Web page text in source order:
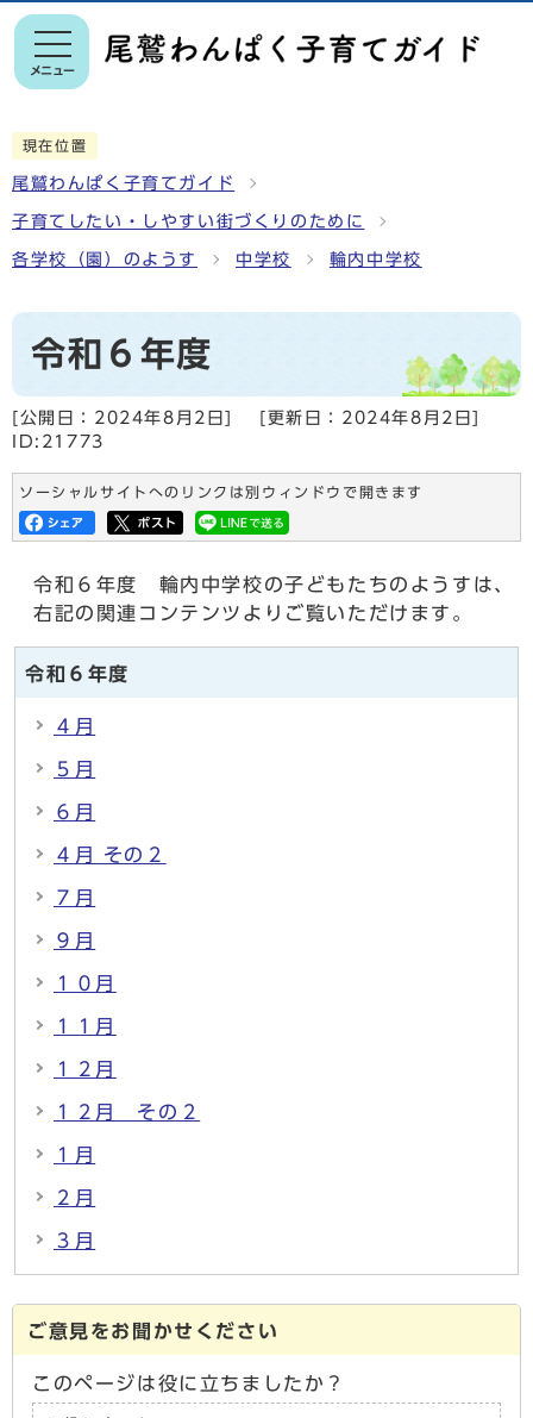
メニュー
現在位置
尾鷲わんぱく子育てガイド
子育てしたい・しやすい街づくりのために
各学校（園）のようす 中学校 輪内中学校
令和６年度
[公開日： 2024年8月2日] [更新日： 2024年8月2日]
ID:21773
ソーシャルサイトへのリンクは別ウィンドウで開きます
令和６年度 輪内中学校の子どもたちのようすは、
右記の関連コンテンツよりご覧いただけます。
令和６年度
４月
５月
６月
４月 その２
７月
９月
１０月
１１月
１２月
１２月 その２
１月
２月
３月
ご意見をお聞かせください
このページは役に立ちましたか？